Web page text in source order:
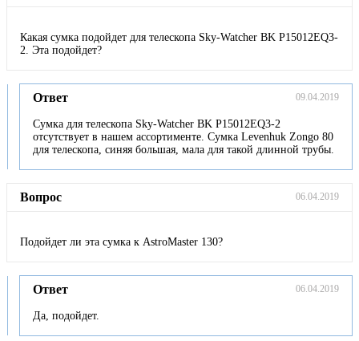
Какая сумка подойдет для телескопа Sky-Watcher BK P15012EQ3-
2. Эта подойдет?
Ответ 09.04.2019
Сумка для телескопа Sky-Watcher BK P15012EQ3-2
отсутствует в нашем ассортименте. Сумка Levenhuk Zongo 80
для телескопа, синяя большая, мала для такой длинной трубы.
Вопрос 06.04.2019
Подойдет ли эта сумка к AstroMaster 130?
Ответ 06.04.2019
Да, подойдет.